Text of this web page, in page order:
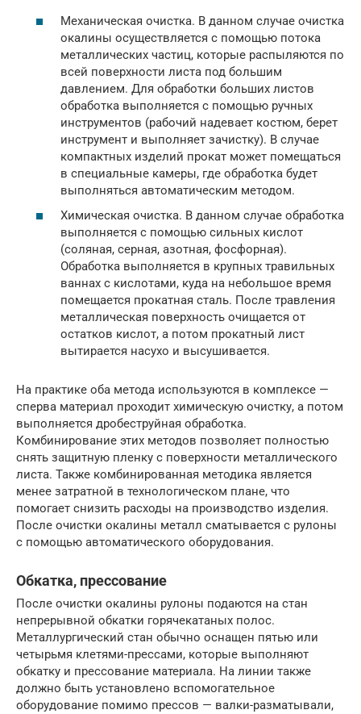
Механическая очистка. В данном случае очистка
окалины осуществляется с помощью потока
металлических частиц, которые распыляются по
всей поверхности листа под большим
давлением. Для обработки больших листов
обработка выполняется с помощью ручных
инструментов (рабочий надевает костюм, берет
инструмент и выполняет зачистку). В случае
компактных изделий прокат может помещаться
в специальные камеры, где обработка будет
выполняться автоматическим методом.
Химическая очистка. В данном случае обработка
выполняется с помощью сильных кислот
(соляная, серная, азотная, фосфорная).
Обработка выполняется в крупных травильных
ваннах с кислотами, куда на небольшое время
помещается прокатная сталь. После травления
металлическая поверхность очищается от
остатков кислот, а потом прокатный лист
вытирается насухо и высушивается.
На практике оба метода используются в комплексе —
сперва материал проходит химическую очистку, а потом
выполняется дробеструйная обработка.
Комбинирование этих методов позволяет полностью
снять защитную пленку с поверхности металлического
листа. Также комбинированная методика является
менее затратной в технологическом плане, что
помогает снизить расходы на производство изделия.
После очистки окалины металл сматывается с рулоны
с помощью автоматического оборудования.
Обкатка, прессование
После очистки окалины рулоны подаются на стан
непрерывной обкатки горячекатаных полос.
Металлургический стан обычно оснащен пятью или
четырьмя клетями-прессами, которые выполняют
обкатку и прессование материала. На линии также
должно быть установлено вспомогательное
оборудование помимо прессов — валки-разматывали,